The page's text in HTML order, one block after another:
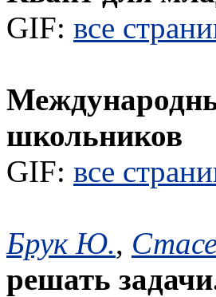
GIF: все
школьников
GIF: все
Брук Ю.,
решать